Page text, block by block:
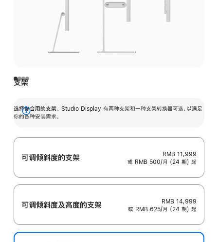
支架
选择你合用的支架。 Studio Display 有两种支架和一种支架转换器可选，以满足
你的各种安装需求。
展
可调倾斜度的支架
RMB 11,999
或 RMB 500/月 (24 期) 起
可调倾斜度及高‍度的支‍架
RMB 14,999
或 RMB 625/月 (24 期) 起